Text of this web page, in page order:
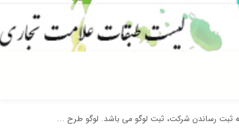
ثبت رساندن شرکت، ثبت لوگو می باشد. لوگو طرح ...